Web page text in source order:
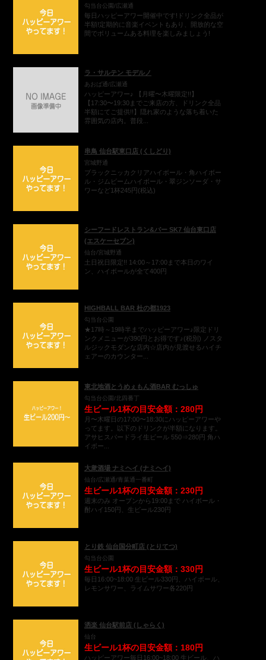
勾当台公園/広瀬通
毎日ハッピーアワー開催中です!ドリンク全品が
半額!定期的に音楽イベントもあり、開放的な空
間でボリュームある料理を楽しみましょう!
ラ・サルテン モデルノ
あおば通/広瀬通
ハッピーアワー♪ 【月曜〜木曜限定!!】
【17:30〜19:30までご来店の方、ドリンク全品
半額にてご提供!!】隠れ家のような落ち着いた
雰囲気の店内。普段...
串鳥 仙台駅東口店 (くしどり)
宮城野通
ブラックニッカクリアハイボール・角ハイボー
ル・ジムビームハイボール・翠ジンソーダ・サ
ワーなど1杯245円(税込)
シーフードレストラン&バー SK7 仙台東口店
(エスケーセブン)
仙台/宮城野通
土日祝日限定!! 14:00～17:00まで本日のワイ
ン、ハイボールが全て400円
HIGHBALL BAR 杜の都1923
勾当台公園
★17時～19時半までハッピーアワー♪限定ドリ
ンクメニューが390円とお得です♪(税別) ノスタ
ルジックモダンな店内☆店内が見渡せるハイチ
ェアーのカウンター...
東北地酒とうめぇもん酒BAR むっしゅ
勾当台公園/北四番丁
生ビール1杯の目安金額：280円
月〜木曜日の17:00〜18:30にハッピーアワーや
ってます。以下のドリンクが半額になります。
アサヒスパードライ生ビール 550⇒280円 角ハ
イボー...
大衆酒場 ナミヘイ (ナミヘイ)
仙台/広瀬通/青葉通一番町
生ビール1杯の目安金額：230円
週末のみ オープンから19:00まで ハイボール・
酎ハイ150円、生ビール230円
とり鉄 仙台国分町店 (とりてつ)
勾当台公園
生ビール1杯の目安金額：330円
毎日16:00~18:00 生ビール330円、ハイボール、
レモンサワー、ライムサワー各220円
洒楽 仙台駅前店 (しゃらく)
仙台
生ビール1杯の目安金額：180円
ハッピーアワー毎日16:00~18:00 生ビール、ハ